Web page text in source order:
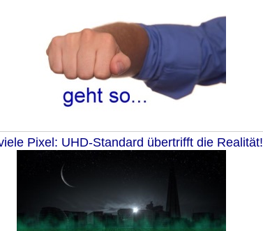
Pixel: UHD-Standard übertrifft die Realität!